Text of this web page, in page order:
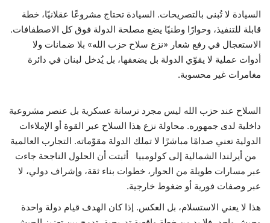
السيادة لا تُبنى بالتصريحات. السيادة تحتاج مشروعًا عقلانيًا، خطة
قابلة للتنفيذ، وحوارًا وطنيًا يضع مصلحة الدولة فوق كل الاصطفافات.
الاستعجال في رفع شعار «نزع سلاح حزب الله» بلا ضمانات ولا
أدوات عملية لا يقوّي الدولة بل يضعفها، بل يُدخل لبنان في دائرة
مغامرات غير محسوبة.
السلاح عند حزب الله ليس مجرد ترسانة عسكرية بل عنصر مشروعية
داخلية لدى جمهوره. محاولة نزع هذا السلاح عبر القوة أو الإملاءات
الدولية تعني صدامًا مباشرًا لا تملك الدولة مقوّماته. التجارب العالمية
من أيرلندا الشمالية إلى كولومبيا أثبتت أن الحلول الناجحة جاءت
عبر مسارات طويلة من الحوار، خطوات بناء ثقة، وإشراف دولي، لا
عبر وصفات فورية أو ضغوط خارجية.
هذا لا يعني الاستسلام، بل العكس. إذا كان الهدف قيام دولة واحدة